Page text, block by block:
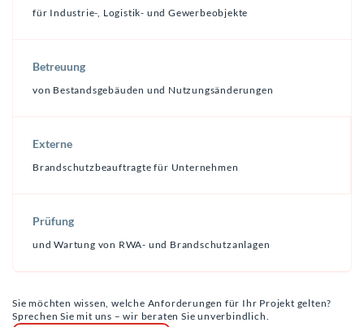
für Industrie-, Logistik- und Gewerbeobjekte
Betreuung
von Bestandsgebäuden und Nutzungsänderungen
Externe
Brandschutzbeauftragte für Unternehmen
Prüfung
und Wartung von RWA- und Brandschutzanlagen
Sie möchten wissen, welche Anforderungen für Ihr Projekt gelten?
Sprechen Sie mit uns – wir beraten Sie unverbindlich.